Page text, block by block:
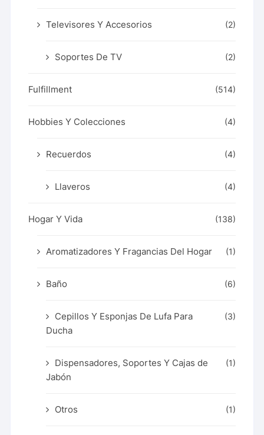
Televisores Y Accesorios (2)
Soportes De TV (2)
Fulfillment (514)
Hobbies Y Colecciones (4)
Recuerdos (4)
Llaveros (4)
Hogar Y Vida (138)
Aromatizadores Y Fragancias Del Hogar (1)
Baño (6)
Cepillos Y Esponjas De Lufa Para
Ducha
(3)
Dispensadores, Soportes Y Cajas de
Jabón
(1)
Otros (1)